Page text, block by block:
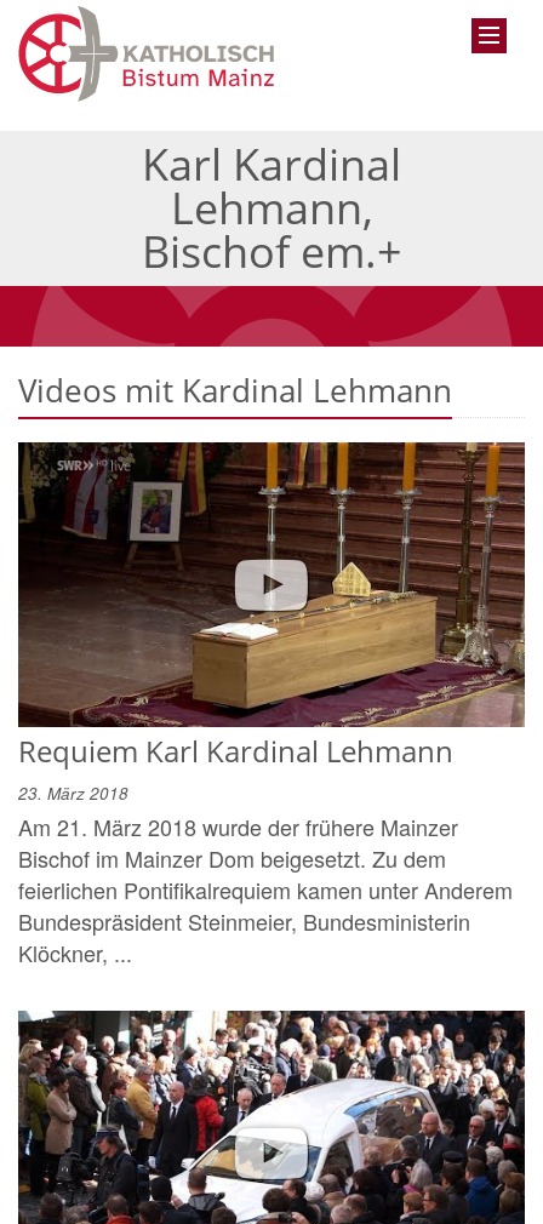
Karl Kardinal
Lehmann,
Bischof em.+
Videos mit Kardinal Lehmann
Requiem Karl Kardinal Lehmann
23. März 2018
Am 21. März 2018 wurde der frühere Mainzer
Bischof im Mainzer Dom beigesetzt. Zu dem
feierlichen Pontifikalrequiem kamen unter Anderem
Bundespräsident Steinmeier, Bundesministerin
Klöckner, ...